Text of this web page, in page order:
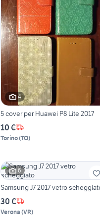
4
5 cover per Huawei P8 Lite 2017
10 €
Torino(TO)
6
Samsung J7 2017 vetro
30 €
Verona (VR)